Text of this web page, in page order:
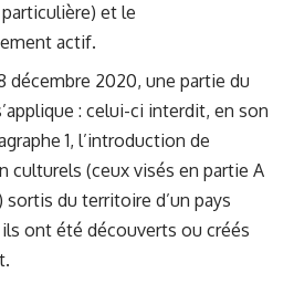
et le
actif.
décembre 2020, une partie du
: celui-ci interdit, en son
1, l’introduction de
culturels (ceux visés en partie A
sortis du territoire d’un pays
ont été découverts ou créés